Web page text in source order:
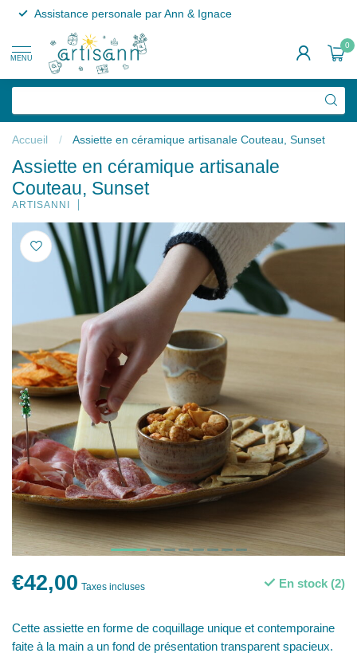
Assistance personale par Ann & Ignace
MENU
0
Accueil / Assiette en céramique artisanale Couteau, Sunset
Assiette en céramique artisanale
Couteau, Sunset
ARTISANNI
€42,00 Taxes incluses En stock (2)
Cette assiette en forme de coquillage unique et contemporaine
faite à la main a un fond de présentation transparent spacieux.